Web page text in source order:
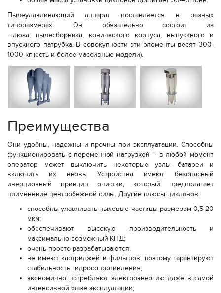
Пылеулавливающий аппарат поставляется в разных
типоразмерах. Он обязательно состоит из
шлюза, пылесборника, конического корпуса, выпускного и
впускного патрубка. В совокупности эти элементы весят 300-
1000 кг (есть и более массивные модели).
Преимущества
Они удобны, надежны и прочны при эксплуатации. Способны
функционировать с переменной нагрузкой – в любой момент
оператор может выключить некоторые узлы батареи и
включить их вновь. Устройства имеют безопасный
инерционный принцип очистки, который предполагает
применение центробежной силы. Другие плюсы циклонов:
способны улавливать пылевые частицы размером 0,5-20
мкм;
обеспечивают высокую производительность и
максимально возможный КПД;
очень просто разрабатываются;
не имеют картриджей и фильтров, поэтому гарантируют
стабильность гидросопротивления;
экономично потребляют электроэнергию даже в самой
интенсивной фазе эксплуатации;